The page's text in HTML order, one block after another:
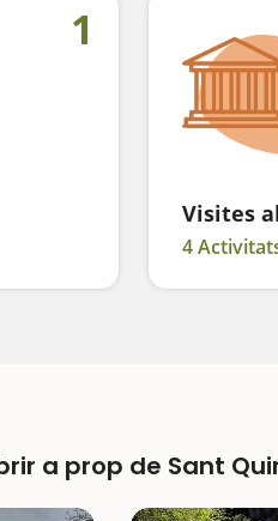
1
Visites
4
a prop de Sant